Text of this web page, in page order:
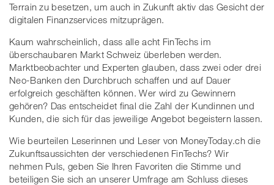
Terrain zu besetzen, um auch in Zukunft aktiv das Gesicht der
digitalen Finanzservices mitzuprägen.
Kaum wahrscheinlich, dass alle acht FinTechs im
überschaubaren Markt Schweiz überleben werden.
Marktbeobachter und Experten glauben, dass zwei oder drei
Neo-Banken den Durchbruch schaffen und auf Dauer
erfolgreich geschäften können. Wer wird zu Gewinnern
gehören? Das entscheidet final die Zahl der Kundinnen und
Kunden, die sich für das jeweilige Angebot begeistern lassen.
Wie beurteilen Leserinnen und Leser von MoneyToday.ch die
Zukunftsaussichten der verschiedenen FinTechs? Wir
nehmen Puls, geben Sie Ihren Favoriten die Stimme und
beteiligen Sie sich an unserer Umfrage am Schluss dieses